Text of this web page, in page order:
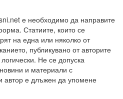
е необходимо да направите
Статиите, които се
на една или няколко от
публикувано от авторите
Не се допуска
и материали с
автор е длъжен да упомене